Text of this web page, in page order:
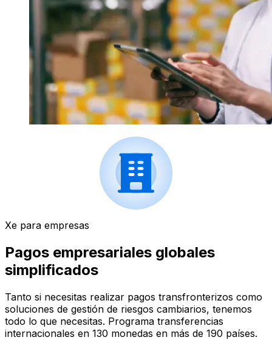
Xe para empresas
Pagos empresariales globales
simplificados
Tanto si necesitas realizar pagos transfronterizos como
soluciones de gestión de riesgos cambiarios, tenemos
todo lo que necesitas. Programa transferencias
internacionales en 130 monedas en más de 190 países.